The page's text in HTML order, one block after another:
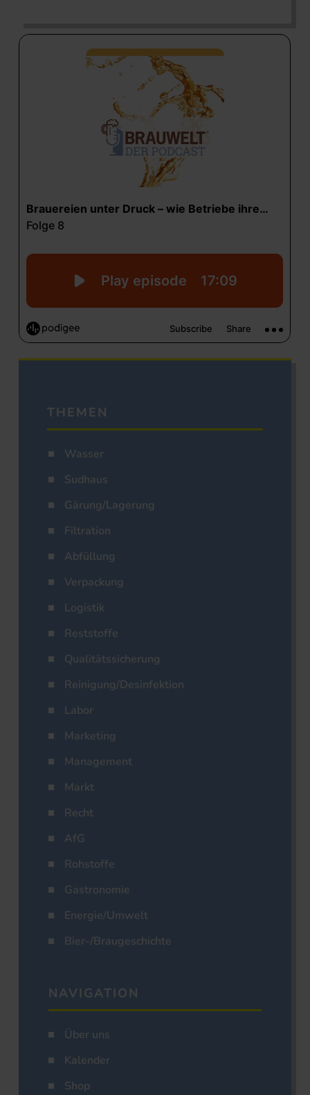
THEMEN
Wasser
Sudhaus
Gärung/Lagerung
Filtration
Abfüllung
Verpackung
Logistik
Reststoffe
Qualitätssicherung
Reinigung/Desinfektion
Labor
Marketing
Management
Markt
Recht
AfG
Rohstoffe
Gastronomie
Energie/Umwelt
Bier-/Braugeschichte
NAVIGATION
Über uns
Kalender
Shop